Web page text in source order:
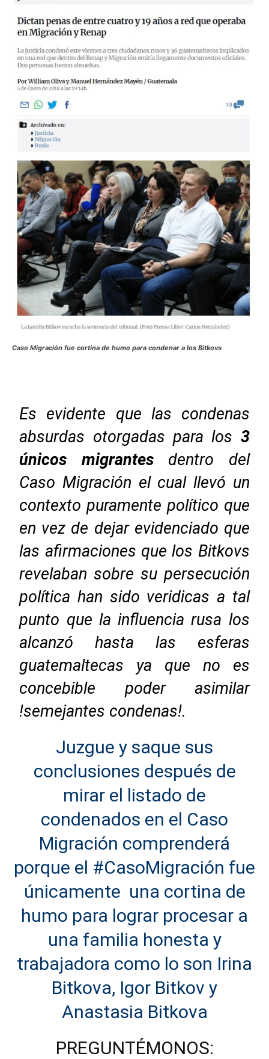
Caso Migración fue cortina de humo para condenar a los Bitkovs
Es evidente que las condenas
absurdas otorgadas para los 3
únicos migrantesdentro del
Caso Migración el cual llevó un
contexto puramente político que
en vez de dejar evidenciado que
las afirmaciones que los Bitkovs
revelaban sobre su persecución
política han sido veridicas a tal
punto que la influencia rusa los
alcanzó hasta las esferas
guatemaltecas ya que no es
concebible poder asimilar
!semejantes condenas!.
Juzgue y saque sus
conclusiones después de
mirar el listado de
condenados en el Caso
Migración comprenderá
porque el #CasoMigración fue
únicamente una cortina de
humo para lograr procesar a
una familia honesta y
trabajadora como lo son Irina
Bitkova, Igor Bitkov y
Anastasia Bitkova
PREGUNTÉMONOS: